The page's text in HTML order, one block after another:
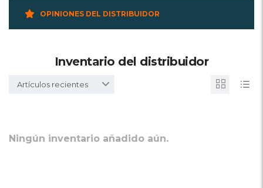
OPINIONES DEL DISTRIBUIDOR
Inventario del distribuidor
Artículos recientes
Ningún inventario añadido aún.